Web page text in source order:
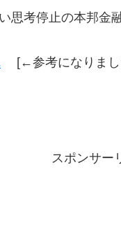
思考停止の本邦金
[←参考になりまし
スポンサー